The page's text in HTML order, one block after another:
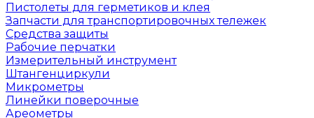
Пистолеты для герметиков и клея
Запчасти для транспортировочных тележек
Средства защиты
Рабочие перчатки
Измерительный инструмент
Штангенциркули
Микрометры
Линейки поверочные
Ареометры